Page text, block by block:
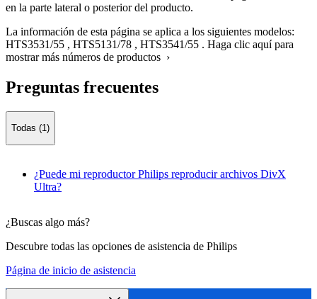
en la parte lateral o posterior del producto.
La información de esta página se aplica a los siguientes modelos:
HTS3531/55 , HTS5131/78 , HTS3541/55 . Haga clic aquí para
mostrar más números de productos ›
Preguntas frecuentes
Todas (1)
¿Puede mi reproductor Philips reproducir archivos DivX
Ultra?
¿Buscas algo más?
Descubre todas las opciones de asistencia de Philips
Página de inicio de asistencia